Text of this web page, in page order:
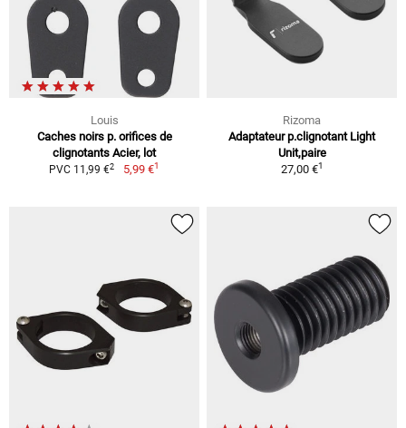
Louis
Caches noirs p. orifices de
clignotants Acier, lot
PVC 11,99 €2 5,99 €1
Rizoma
Adaptateur p.clignotant Light
Unit,paire
27,00 €1